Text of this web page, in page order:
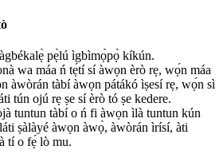
pẹ̀lú ìgbìmọ̀pọ̀ kíkún.
wa máa ń tẹ́tí sí àwọn èrò rẹ, wọ́n máa
àwòrán tàbí àwọn pátákó ìṣesí rẹ, wọ́n sì
tún ojú rẹ ṣe sí èrò tó ṣe kedere.
tuntun tàbí o ń fi àwọn ìlà tuntun kún
ṣàlàyé àwọn àwọ̀, àwòrán ìrísí, àti
tí o fẹ́ lò mu.